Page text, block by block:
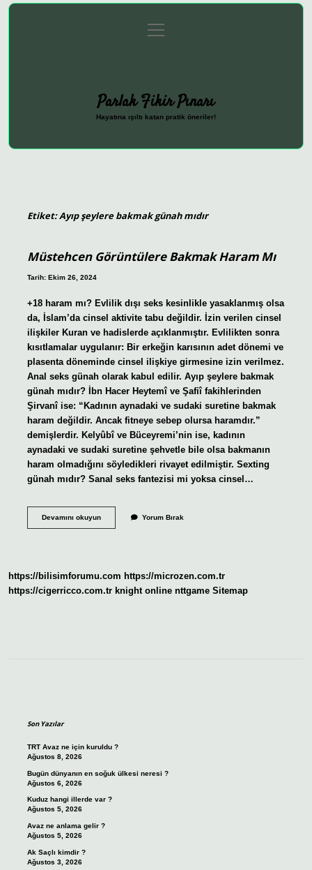
Gizlilik Politikası
menüyü
aç
Parlak Fikir Pınarı
Hayatına ışıltı katan pratik öneriler!
Etiket:Ayıp şeylere bakmak günah mıdır
Müstehcen Görüntülere Bakmak Haram Mı
Tarih: Ekim 26, 2024
+18 haram mı? Evlilik dışı seks kesinlikle yasaklanmış olsa
da, İslam’da cinsel aktivite tabu değildir. İzin verilen cinsel
ilişkiler Kuran ve hadislerde açıklanmıştır. Evlilikten sonra
kısıtlamalar uygulanır: Bir erkeğin karısının adet dönemi ve
plasenta döneminde cinsel ilişkiye girmesine izin verilmez.
Anal seks günah olarak kabul edilir. Ayıp şeylere bakmak
günah mıdır? İbn Hacer Heytemî ve Şafiî fakihlerinden
Şirvanî ise: “Kadının aynadaki ve sudaki suretine bakmak
haram değildir. Ancak fitneye sebep olursa haramdır.”
demişlerdir. Kelyûbî ve Büceyremi’nin ise, kadının
aynadaki ve sudaki suretine şehvetle bile olsa bakmanın
haram olmadığını söyledikleri rivayet edilmiştir. Sexting
günah mıdır? Sanal seks fantezisi mi yoksa cinsel…
Devamını okuyunMüstehcen
Yorum Bırak
https://bilisimforumu.com https://microzen.com.tr
https://cigerricco.com.tr knight online nttgame Sitemap
Son Yazılar
TRT Avaz ne için kuruldu ?
Ağustos 8, 2026
Bugün dünyanın en soğuk ülkesi neresi ?
Ağustos 6, 2026
Kuduz hangi illerde var ?
Ağustos 5, 2026
Avaz ne anlama gelir ?
Ağustos 5, 2026
Ak Saçlı kimdir ?
Ağustos 3, 2026